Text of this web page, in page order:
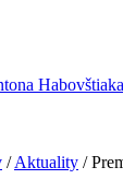
/ Aktuality /